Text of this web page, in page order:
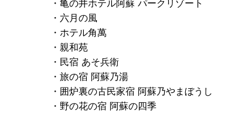
・亀の井ホテル阿蘇 パークリゾート
・六月の風
・ホテル角萬
・親和苑
・民宿 あそ兵衛
・旅の宿 阿蘇乃湯
・囲炉裏の古民家宿 阿蘇乃やまぼうし
・野の花の宿 阿蘇の四季